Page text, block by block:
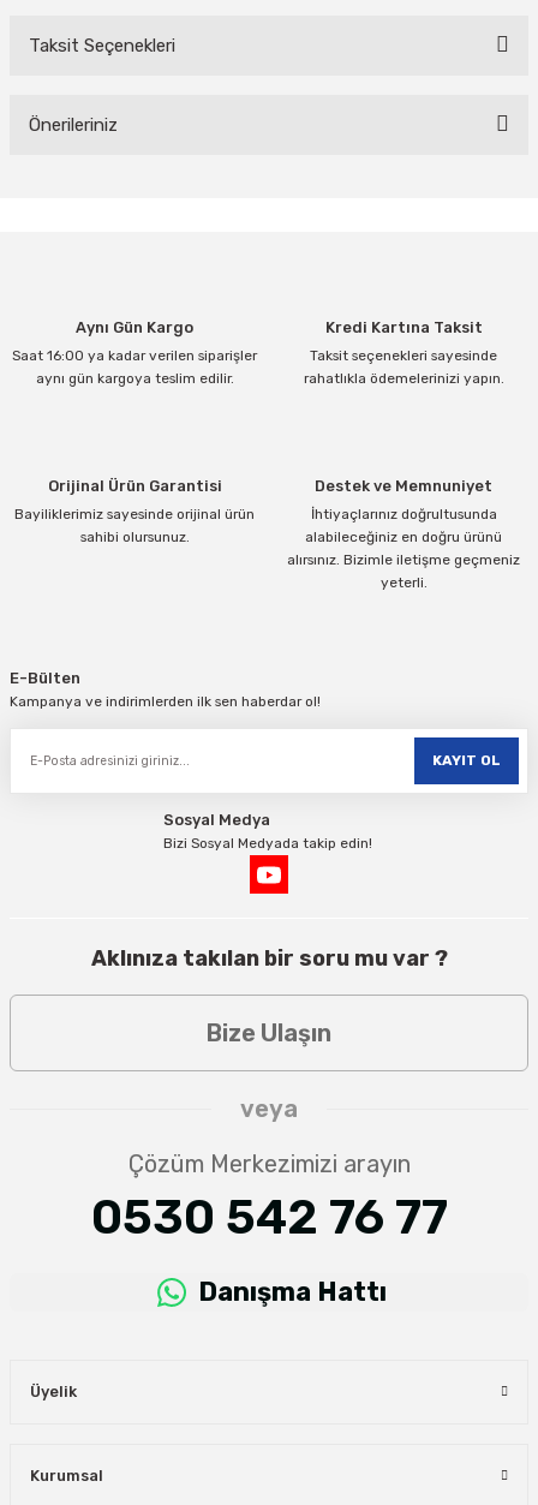
Bu ürüne ilk yorumu siz yapın!
Taksit Seçenekleri
Önerileriniz
Ürün açıklamasında eksik bilgiler bulunuyor.
Ürün bilgilerinde hatalar bulunuyor.
Aynı Gün Kargo
Saat 16:00 ya kadar verilen siparişler
aynı gün kargoya teslim edilir.
Kredi Kartına Taksit
Taksit seçenekleri sayesinde
rahatlıkla ödemelerinizi yapın.
Orijinal Ürün Garantisi
Bayiliklerimiz sayesinde orijinal ürün
sahibi olursunuz.
Destek ve Memnuniyet
İhtiyaçlarınız doğrultusunda
alabileceğiniz en doğru ürünü
alırsınız. Bizimle iletişme geçmeniz
yeterli.
E-Bülten
Kampanya ve indirimlerden ilk sen haberdar ol!
KAYIT OL
Sosyal Medya
Bizi Sosyal Medyada takip edin!
Aklınıza takılan bir soru mu var ?
Bize Ulaşın
veya
Çözüm Merkezimizi arayın
0530 542 76 77
Danışma Hattı
Üyelik
Kurumsal